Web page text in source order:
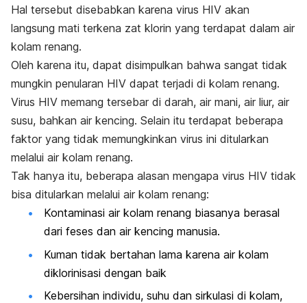
Hal tersebut disebabkan karena virus HIV akan
langsung mati terkena zat klorin yang terdapat dalam air
kolam renang.
Oleh karena itu, dapat disimpulkan bahwa sangat tidak
mungkin penularan HIV dapat terjadi di kolam renang.
Virus HIV memang tersebar di darah, air mani, air liur, air
susu, bahkan air kencing. Selain itu terdapat beberapa
faktor yang tidak memungkinkan virus ini ditularkan
melalui air kolam renang.
Tak hanya itu, beberapa alasan mengapa virus HIV tidak
bisa ditularkan melalui air kolam renang:
Kontaminasi air kolam renang biasanya berasal
dari feses dan air kencing manusia.
Kuman tidak bertahan lama karena air kolam
diklorinisasi dengan baik
Kebersihan individu, suhu dan sirkulasi di kolam,